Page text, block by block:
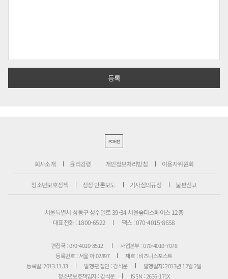
PC버전
회사소개 윤리강령 개인정보처리방침 이용자위원회
청소년보호정책 정정·반론보도 기사심의규정 불편신고
서울특별시 성동구 성수일로 39-34 서울숲더스페이스 12층
대표전화 : 1800-6522
팩스 : 070-4015-8658
편집국 : 070-4010-8512
사업본부 : 070-4010-7078
등록번호 : 서울 아 02897
제호 : 비즈니스포스트
등록일: 2013.11.13
발행·편집인 : 강석운
발행일자: 2013년 12월 2일
청소년보호책임자 : 강석운
ISSN : 2636-171X